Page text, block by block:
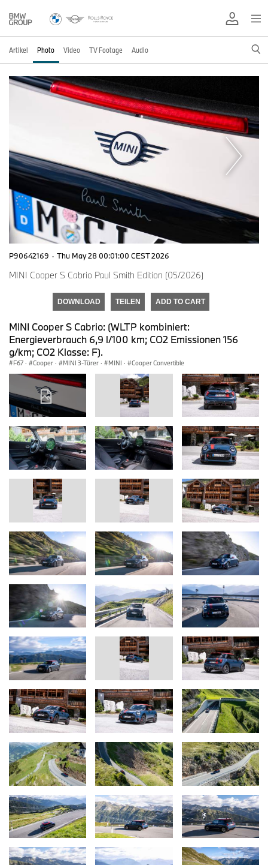
Artikel Photo Video TV Footage Audio
P90642169 · Thu May 28 00:01:00 CEST 2026
MINI Cooper S Cabrio Paul Smith Edition (05/2026)
DOWNLOAD TEILEN ADD TO CART
MINI Cooper S Cabrio: (WLTP kombiniert:
Energieverbrauch 6,9 l/100 km; CO2 Emissionen 156
g/km; CO2 Klasse: F).
F67 · Cooper · MINI 3-Türer · MINI · Cooper Convertible